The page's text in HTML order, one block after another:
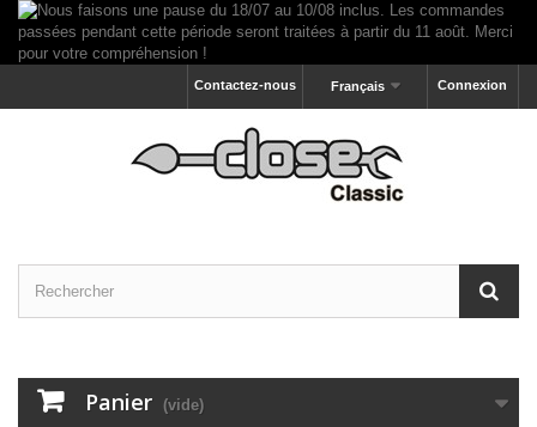
Connexion
Français
Contactez-nous
Panier (vide)